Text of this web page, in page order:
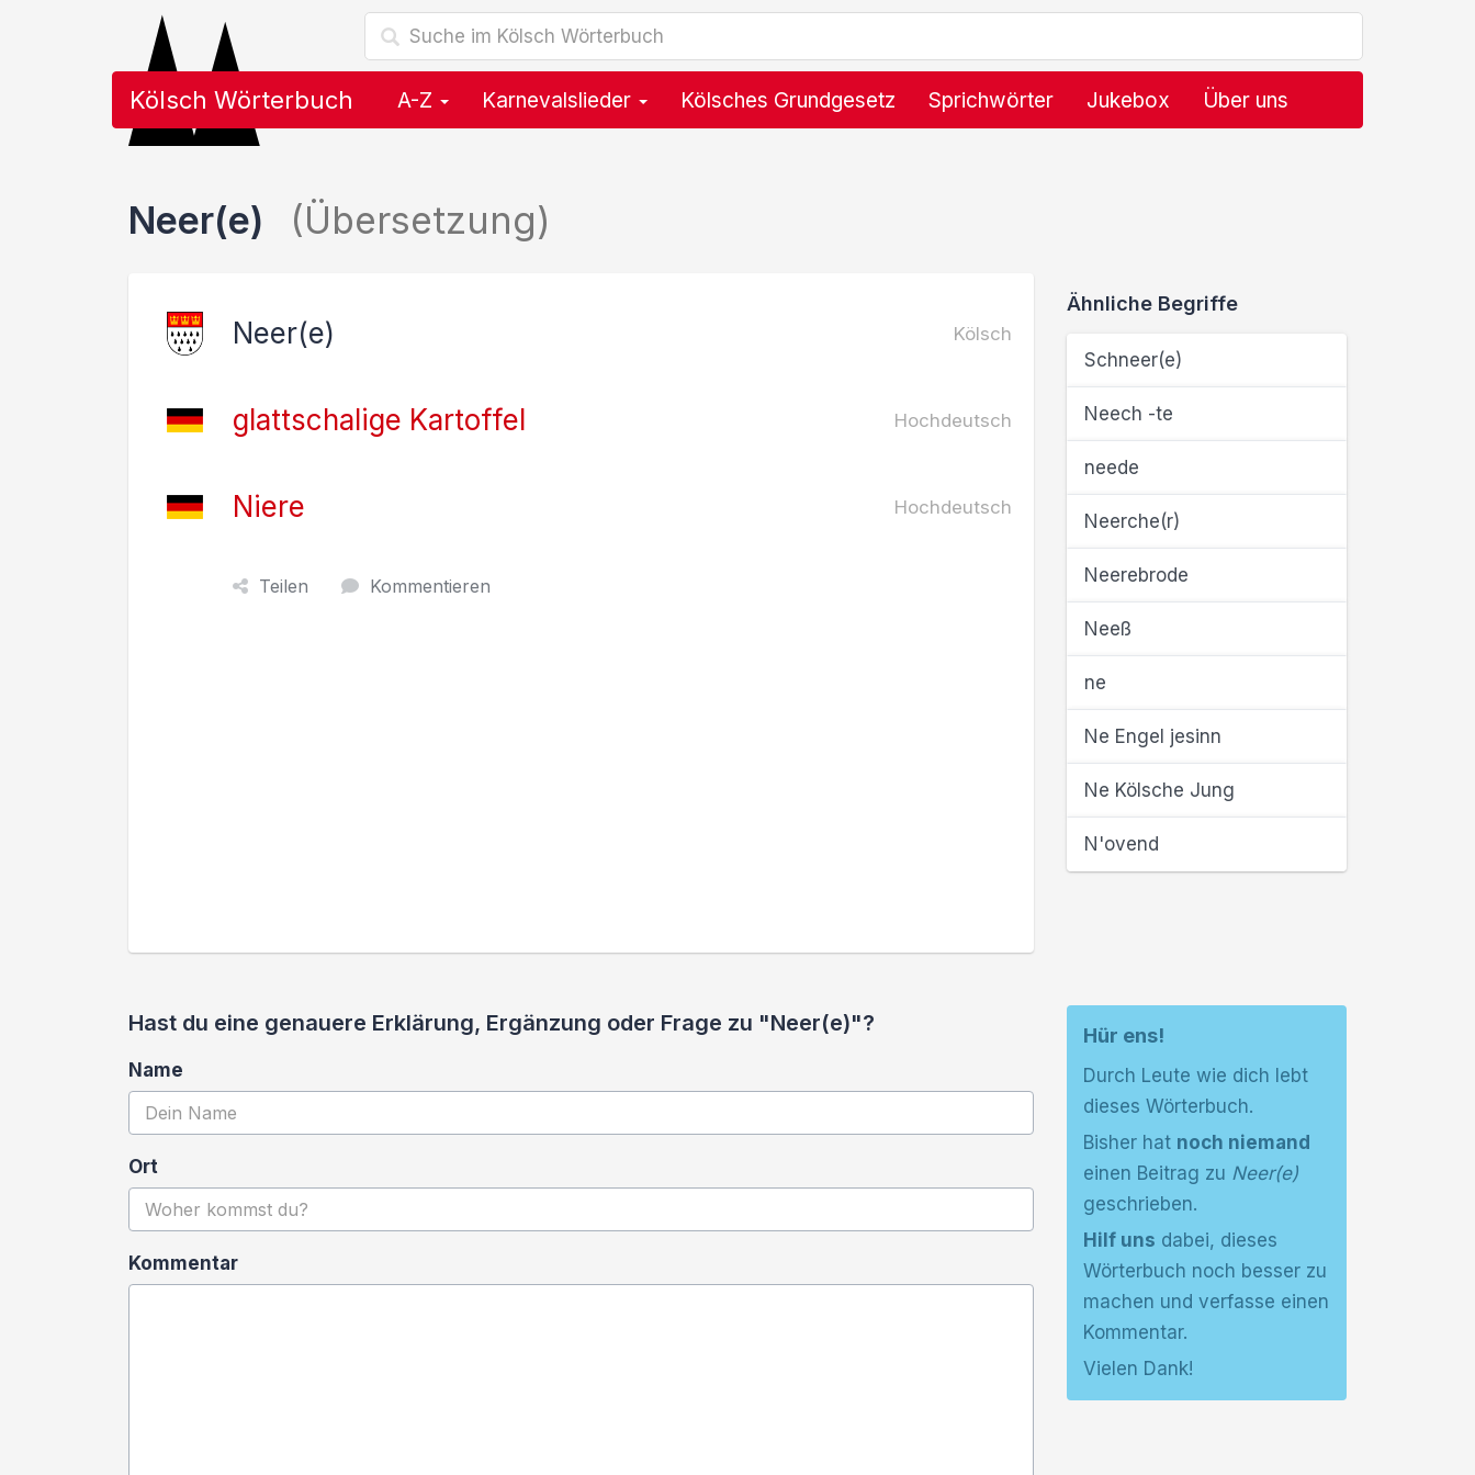
Kölsch Wörterbuch A-Z Karnevalslieder Kölsches Grundgesetz Sprichwörter Jukebox Über uns
Neer(e) (Übersetzung)
Neer(e) Kölsch
glattschalige Kartoffel Hochdeutsch
Niere Hochdeutsch
Teilen Kommentieren
Ähnliche Begriffe
Schneer(e)
Neech -te
neede
Neerche(r)
Neerebrode
Neeß
ne
Ne Engel jesinn
Ne Kölsche Jung
N'ovend
Hast du eine genauere Erklärung, Ergänzung oder Frage zu "Neer(e)"?
Name
Ort
Kommentar
Hür ens!
Durch Leute wie dich lebt
dieses Wörterbuch.
Bisher hat noch niemand
einen Beitrag zu Neer(e)
geschrieben.
Hilf uns dabei, dieses
Wörterbuch noch besser zu
machen und verfasse einen
Kommentar.
Vielen Dank!